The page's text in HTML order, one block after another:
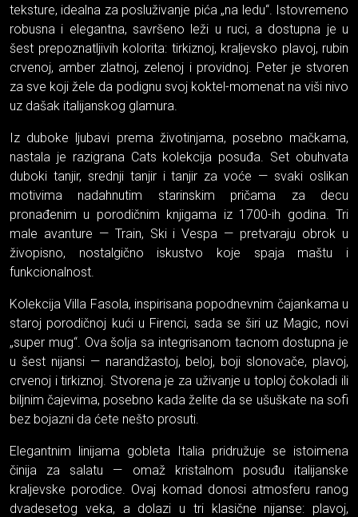
teksture, idealna za posluživanje pića „na ledu“. Istovremeno
robusna i elegantna, savršeno leži u ruci, a dostupna je u
šest prepoznatljivih kolorita: tirkiznoj, kraljevsko plavoj, rubin
crvenoj, amber zlatnoj, zelenoj i providnoj. Peter je stvoren
za sve koji žele da podignu svoj koktel-momenat na viši nivo
uz dašak italijanskog glamura.
Iz duboke ljubavi prema životinjama, posebno mačkama,
nastala je razigrana Cats kolekcija posuđa. Set obuhvata
duboki tanjir, srednji tanjir i tanjir za voće — svaki oslikan
motivima nadahnutim starinskim pričama za decu
pronađenim u porodičnim knjigama iz 1700-ih godina. Tri
male avanture — Train, Ski i Vespa — pretvaraju obrok u
živopisno, nostalgično iskustvo koje spaja maštu i
funkcionalnost.
Kolekcija Villa Fasola, inspirisana popodnevnim čajankama u
staroj porodičnoj kući u Firenci, sada se širi uz Magic, novi
„super mug“. Ova šolja sa integrisanom tacnom dostupna je
u šest nijansi — narandžastoj, beloj, boji slonovače, plavoj,
crvenoj i tirkiznoj. Stvorena je za uživanje u toploj čokoladi ili
biljnim čajevima, posebno kada želite da se ušuškate na sofi
bez bojazni da ćete nešto prosuti.
Elegantnim linijama gobleta Italia pridružuje se istoimena
činija za salatu — omaž kristalnom posuđu italijanske
kraljevske porodice. Ovaj komad donosi atmosferu ranog
dvadesetog veka, a dolazi u tri klasične nijanse: plavoj,